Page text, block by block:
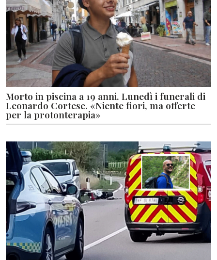
Morto in piscina a 19 anni. Lunedì i funerali di
Leonardo Cortese. «Niente fiori, ma offerte
per la protonterapia»